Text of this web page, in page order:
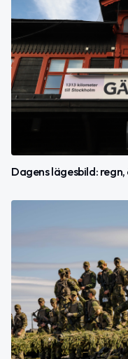
Dagens lägesbild: